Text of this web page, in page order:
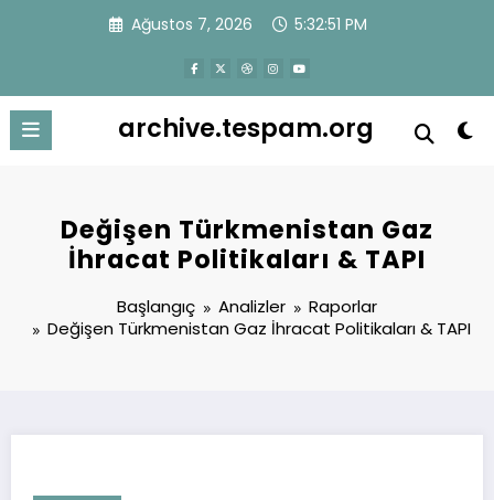
Ağustos 7, 2026 5:32:51 PM
archive.tespam.org
Değişen Türkmenistan Gaz
İhracat Politikaları & TAPI
Başlangıç Analizler
Raporlar
Değişen Türkmenistan Gaz İhracat Politikaları & TAPI